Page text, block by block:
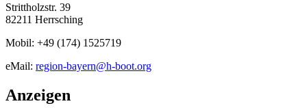
Strittholzstr. 39
82211 Herrsching
Mobil: +49 (174) 1525719
eMail: region-bayern@h-boot.org
Anzeigen